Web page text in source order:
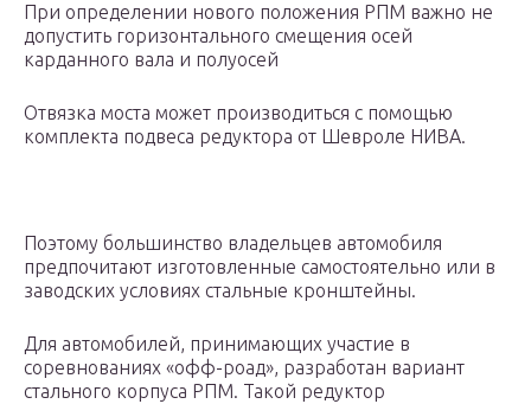
При определении нового положения РПМ важно не
допустить горизонтального смещения осей
карданного вала и полуосей
Отвязка моста может производиться с помощью
комплекта подвеса редуктора от Шевроле НИВА.
Поэтому большинство владельцев автомобиля
предпочитают изготовленные самостоятельно или в
заводских условиях стальные кронштейны.
Для автомобилей, принимающих участие в
соревнованиях «офф-роад», разработан вариант
стального корпуса РПМ. Такой редуктор